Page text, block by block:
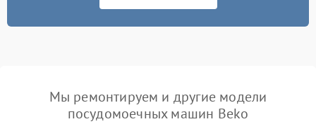
Мы ремонтируем и другие модели
посудомоечных машин Beko